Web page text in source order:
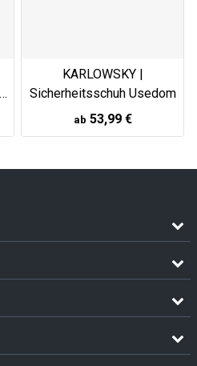
KARLOWSKY |
Sicherheitsschuh Usedom
ab 53,99 €